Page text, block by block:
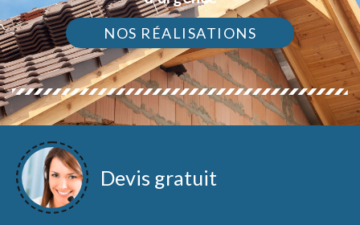
NOS RÉALISATIONS
Devis gratuit